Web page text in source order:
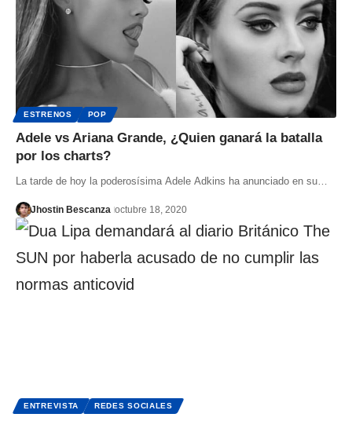
ESTRENOS POP
Adele vs Ariana Grande, ¿Quien ganará la batalla
por los charts?
La tarde de hoy la poderosísima Adele Adkins ha anunciado en su…
Jhostin Bescanza octubre 18, 2020
ENTREVISTA REDES SOCIALES